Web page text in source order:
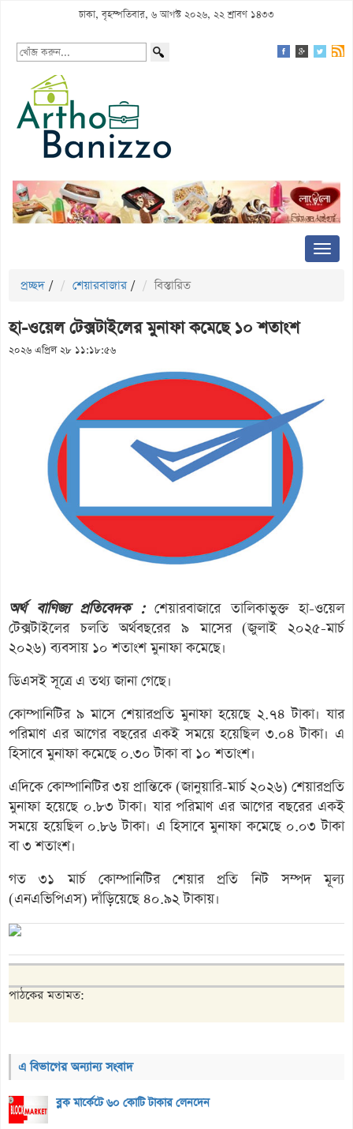
ঢাকা, বৃহস্পতিবার, ৬ আগস্ট ২০২৬, ২২ শ্রাবণ ১৪৩৩
প্রচ্ছদ / শেয়ারবাজার / বিস্তারিত
হা-ওয়েল টেক্সটাইলের মুনাফা কমেছে ১০ শতাংশ
২০২৬ এপ্রিল ২৮ ১১:১৮:৫৬
অর্থ বাণিজ্য প্রতিবেদক :শেয়ারবাজারে তালিকাভুক্ত হা-ওয়েল
টেক্সটাইলের চলতি অর্থবছরের ৯ মাসের (জুলাই ২০২৫-মার্চ
২০২৬) ব্যবসায় ১০ শতাংশ মুনাফা কমেছে।
ডিএসই সূত্রে এ তথ্য জানা গেছে।
কোম্পানিটির ৯ মাসে শেয়ারপ্রতি মুনাফা হয়েছে ২.৭৪ টাকা। যার
পরিমাণ এর আগের বছরের একই সময়ে হয়েছিল ৩.০৪ টাকা। এ
হিসাবে মুনাফা কমেছে ০.৩০ টাকা বা ১০ শতাংশ।
এদিকে কোম্পানিটির ৩য় প্রান্তিকে (জানুয়ারি-মার্চ ২০২৬) শেয়ারপ্রতি
মুনাফা হয়েছে ০.৮৩ টাকা। যার পরিমাণ এর আগের বছরের একই
সময়ে হয়েছিল ০.৮৬ টাকা। এ হিসাবে মুনাফা কমেছে ০.০৩ টাকা
বা ৩ শতাংশ।
গত ৩১ মার্চ কোম্পানিটির শেয়ার প্রতি নিট সম্পদ মূল্য
(এনএভিপিএস) দাঁড়িয়েছে ৪০.৯২ টাকায়।
পাঠকের মতামত:
এ বিভাগের অন্যান্য সংবাদ
ব্লক মার্কেটে ৬০ কোটি টাকার লেনদেন